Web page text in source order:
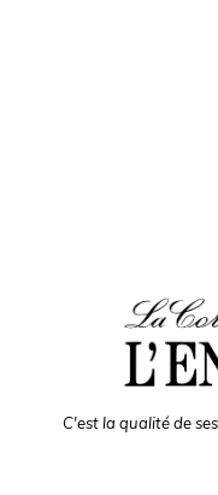
C'est la qualité de